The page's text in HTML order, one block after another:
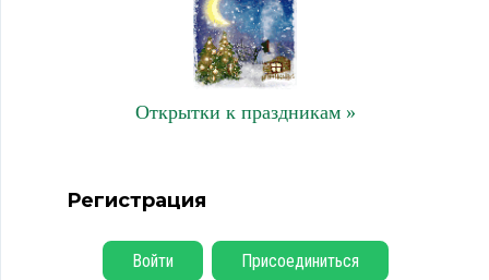
Открытки к праздникам »
Регистрация
Войти Присоединиться